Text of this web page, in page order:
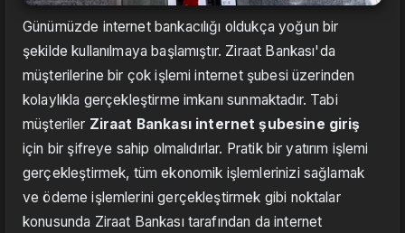
Günümüzde internet bankacılığı oldukça yoğun bir
şekilde kullanılmaya başlamıştır. Ziraat Bankası'da
müşterilerine bir çok işlemi internet şubesi üzerinden
kolaylıkla gerçekleştirme imkanı sunmaktadır. Tabi
müşteriler Ziraat Bankası internet şubesine giriş
için bir şifreye sahip olmalıdırlar. Pratik bir yatırım işlemi
gerçekleştirmek, tüm ekonomik işlemlerinizi sağlamak
ve ödeme işlemlerini gerçekleştirmek gibi noktalar
konusunda Ziraat Bankası tarafından da internet